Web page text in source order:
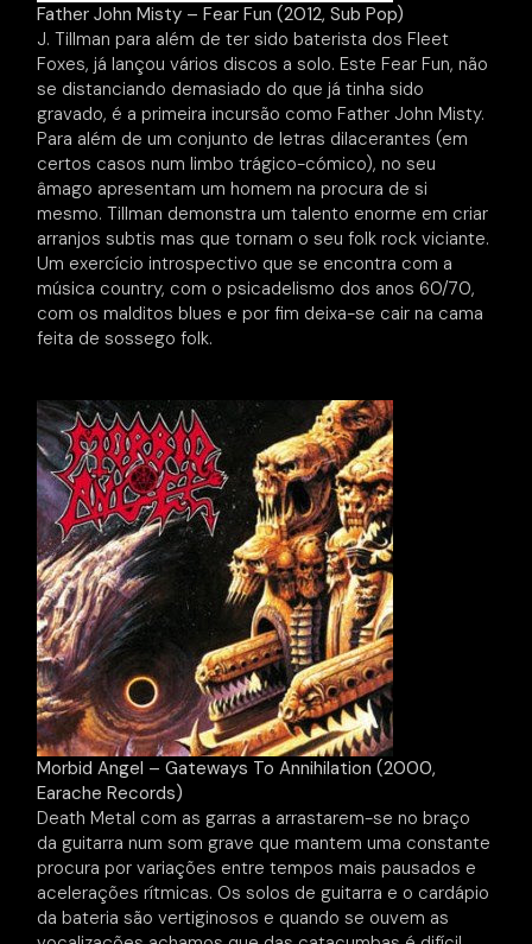
Father John Misty – Fear Fun (2012, Sub Pop)
J. Tillman para além de ter sido baterista dos Fleet
Foxes, já lançou vários discos a solo. Este Fear Fun, não
se distanciando demasiado do que já tinha sido
gravado, é a primeira incursão como Father John Misty.
Para além de um conjunto de letras dilacerantes (em
certos casos num limbo trágico-cómico), no seu
âmago apresentam um homem na procura de si
mesmo. Tillman demonstra um talento enorme em criar
arranjos subtis mas que tornam o seu folk rock viciante.
Um exercício introspectivo que se encontra com a
música country, com o psicadelismo dos anos 60/70,
com os malditos blues e por fim deixa-se cair na cama
feita de sossego folk.
Morbid Angel – Gateways To Annihilation (2000,
Earache Records)
Death Metal com as garras a arrastarem-se no braço
da guitarra num som grave que mantem uma constante
procura por variações entre tempos mais pausados e
acelerações rítmicas. Os solos de guitarra e o cardápio
da bateria são vertiginosos e quando se ouvem as